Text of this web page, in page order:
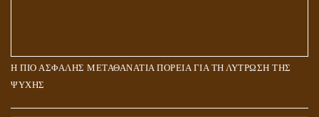
Η ΠΙΟ ΑΣΦΑΛΗΣ ΜΕΤΑΘΑΝΑΤΙΑ ΠΟΡΕΙΑ ΓΙΑ ΤΗ ΛΥΤΡΩΣΗ ΤΗΣ
ΨΥΧΗΣ